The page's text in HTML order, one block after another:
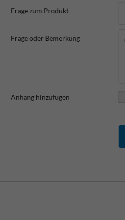
Frage zum Produkt
Frage oder Bemerkung
Anhang hinzufügen